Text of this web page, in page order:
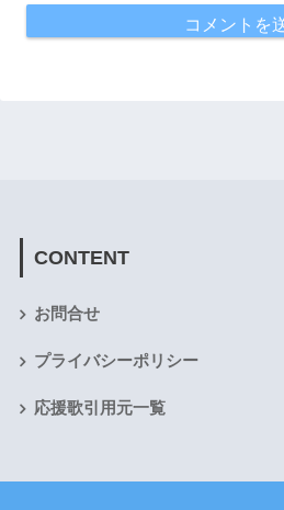
CONTENT
お問合せ
プライバシーポリシー
応援歌引用元一覧